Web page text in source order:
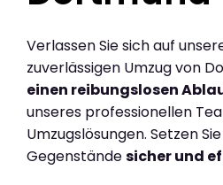
Verlassen Sie sich auf
zuverlässigen Umzug von
einen reibungslosen
unseres professionellen
Umzugslösungen. Setzen
Gegenständesicher und